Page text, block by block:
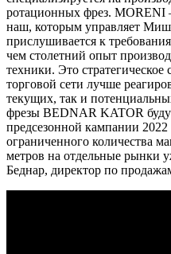
ротационных фрез. MORENI
наш, которым управляет
прислушивается к
чем столетний опыт
техники. Это
торговой сети лучше
текущих, так и
фрезы BEDNAR KATOR
предсезонной кампании
ограниченного количества
метров на отдельные рынки
Беднар, директор по